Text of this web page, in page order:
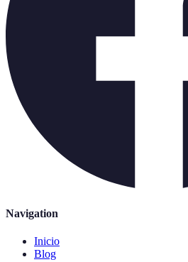
Navigation
Inicio
Blog